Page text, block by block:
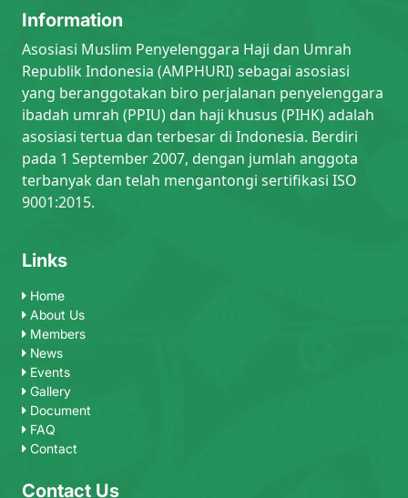
Information
Asosiasi Muslim Penyelenggara Haji dan Umrah
Republik Indonesia (AMPHURI) sebagai asosiasi
yang beranggotakan biro perjalanan penyelenggara
ibadah umrah (PPIU) dan haji khusus (PIHK) adalah
asosiasi tertua dan terbesar di Indonesia. Berdiri
pada 1 September 2007, dengan jumlah anggota
terbanyak dan telah mengantongi sertifikasi ISO
9001:2015.
Links
Home
About Us
Members
News
Events
Gallery
Document
FAQ
Contact
Contact Us